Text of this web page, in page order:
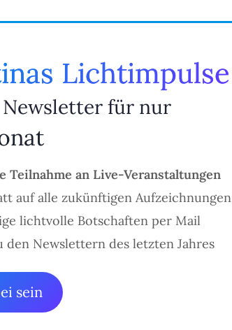
Lichtimpulse
Newsletter für nur
Teilnahme an Live-Veranstaltungen
auf alle zukünftigen Aufzeichnungen
lichtvolle Botschaften per Mail
den Newslettern des letzten Jahres
sein